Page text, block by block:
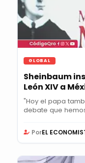
GLOBAL
Sheinbaum
León XIV a
"Hoy el papa
debate que
PorEL